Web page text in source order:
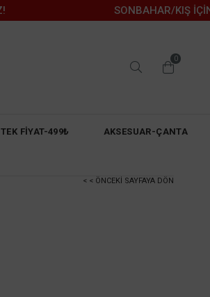
SONBAHAR/KIŞ İÇİN
0
TEK FİYAT-499₺ AKSESUAR-ÇANTA
< < ÖNCEKI SAYFAYA DÖN